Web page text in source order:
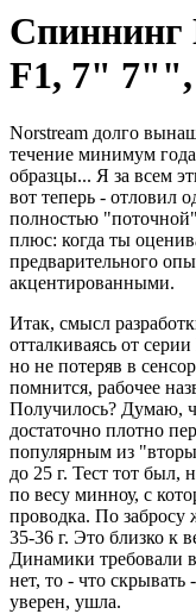
Спиннинг
F1, 7" 7"",
Norstream долго
течение минимум
образцы... Я за всем
вот теперь - отловил
полностью
плюс: когда ты
предварительного
акцентированными.
Итак, смысл
отталкиваясь от
но не потеряв в
помнится, рабочее
Получилось? Думаю,
достаточно плотно
популярным из
до 25 г. Тест тот был,
по весу минноу, с
проводка. По забросу
35-36 г. Это близко к
Динамики требовали
нет, то - что
уверен, ушла.